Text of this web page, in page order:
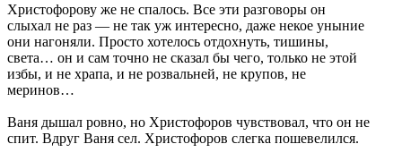
Христофорову же не спалось. Все эти разговоры он
слыхал не раз — не так уж интересно, даже некое уныние
они нагоняли. Просто хотелось отдохнуть, тишины,
света… он и сам точно не сказал бы чего, только не этой
избы, и не храпа, и не розвальней, не крупов, не
меринов…
Ваня дышал ровно, но Христофоров чувствовал, что он не
спит. Вдруг Ваня сел. Христофоров слегка пошевелился.